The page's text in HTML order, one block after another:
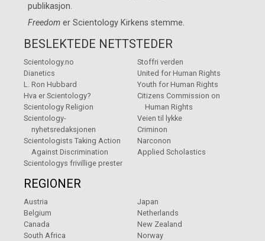
publikasjon.
Freedom erScientology Kirkens stemme.
BESLEKTEDE NETTSTEDER
Scientology.no
Dianetics
L. Ron Hubbard
Hva er Scientology?
Scientology Religion
Scientology-
nyhetsredaksjonen
Scientologists Taking Action
Against Discrimination
Scientologys frivillige prester
Stoffri verden
United for Human Rights
Youth for Human Rights
Citizens Commission on
Human Rights
Veien til lykke
Criminon
Narconon
Applied Scholastics
REGIONER
Austria
Belgium
Canada
South Africa
Japan
Netherlands
New Zealand
Norway